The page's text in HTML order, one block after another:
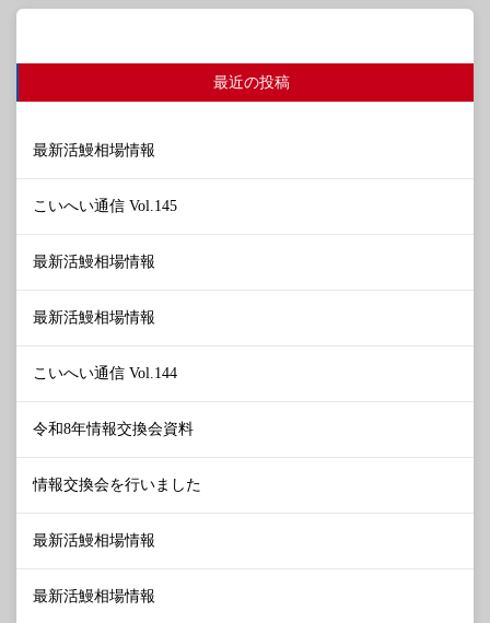
最近の投稿
最新活鰻相場情報
こいへい通信 Vol.145
最新活鰻相場情報
最新活鰻相場情報
こいへい通信 Vol.144
令和8年情報交換会資料
情報交換会を行いました
最新活鰻相場情報
最新活鰻相場情報